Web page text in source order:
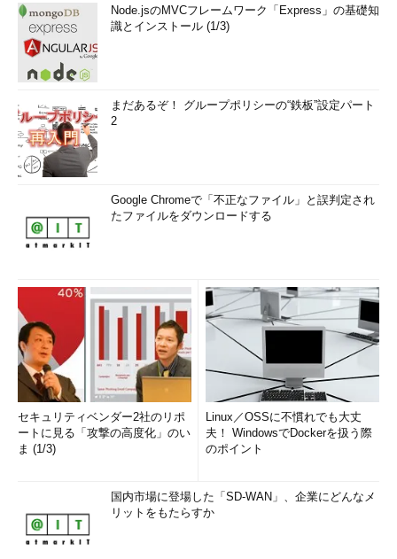
Node.jsのMVCフレームワーク「Express」の基礎知
識とインストール (1/3)
まだあるぞ！ グループポリシーの“鉄板”設定パート
2
Google Chromeで「不正なファイル」と誤判定され
たファイルをダウンロードする
セキュリティベンダー2社のリポ
ートに見る「攻撃の高度化」のい
ま (1/3)
Linux／OSSに不慣れでも大丈
夫！ WindowsでDockerを扱う際
のポイント
国内市場に登場した「SD-WAN」、企業にどんなメ
リットをもたらすか